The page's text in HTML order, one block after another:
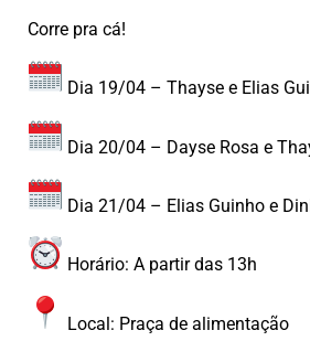
Corre pra cá!
Dia 19/04 – Thayse e Elias
Dia 20/04 – Dayse Rosa e
Dia 21/04 – Elias Guinho e
Horário: A partir das 13h
Local: Praça de alimentação